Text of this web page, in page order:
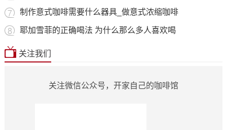
制作意式咖啡需要什么器具_做意式浓缩咖啡
耶加雪菲的正确喝法 为什么那么多人喜欢喝
关注我们
关注微信公众号，开家自己的咖啡馆